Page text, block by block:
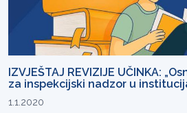
IZVJEŠTAJ REVIZIJE UČINKA:
za inspekcijski nadzor u
1.1.2020